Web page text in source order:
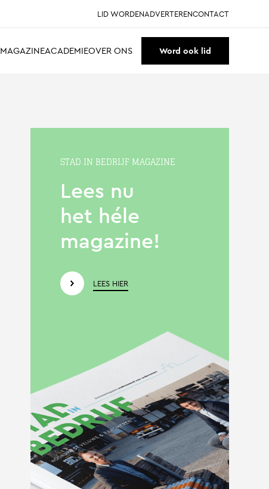
LID WORDENADVERTERENCONTACT
MAGAZINEACADEMIEOVER ONS Word ook lid
STAD IN BEDRIJF MAGAZINE
Lees nu
het héle
magazine!
LEES HIER